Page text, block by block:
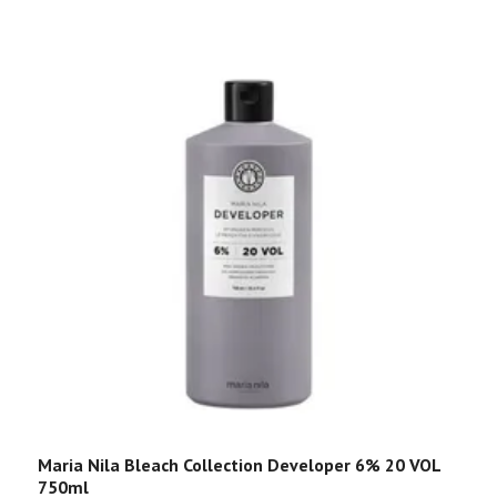
Maria Nila Bleach Collection Developer 6% 20 VOL
750ml